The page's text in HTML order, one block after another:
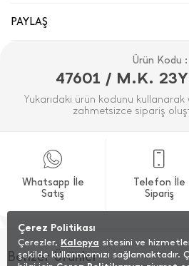
PAYLAŞ
Ürün Kodu :
47601 / M.K.
Yukarıdaki ürün kodunu
zahmetsizce sipariş
Whatsapp İle
Satış
Telefon İle
Sipariş
Benzer Ürünler
Çerez Politikası
Çerezler, Kalopya sitesini ve
şekilde kullanmamızı sağlamaktadır.